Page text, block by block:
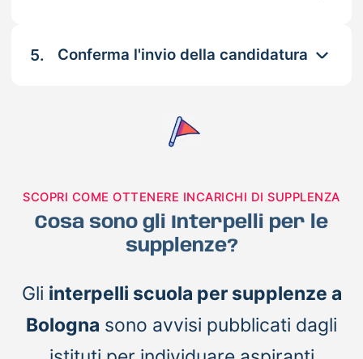
5. Conferma l'invio della candidatura
SCOPRI COME OTTENERE INCARICHI DI SUPPLENZA
Cosa sono gli Interpelli per le
supplenze?
Gli interpelli scuola per supplenze a
Bologna sono avvisi pubblicati dagli